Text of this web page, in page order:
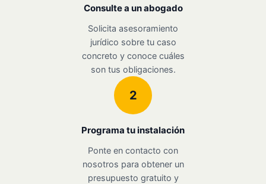
Consulte a un abogado
Solicita asesoramiento
jurídico sobre tu caso
concreto y conoce cuáles
son tus obligaciones.
2
Programa tu instalación
Ponte en contacto con
nosotros para obtener un
presupuesto gratuito y